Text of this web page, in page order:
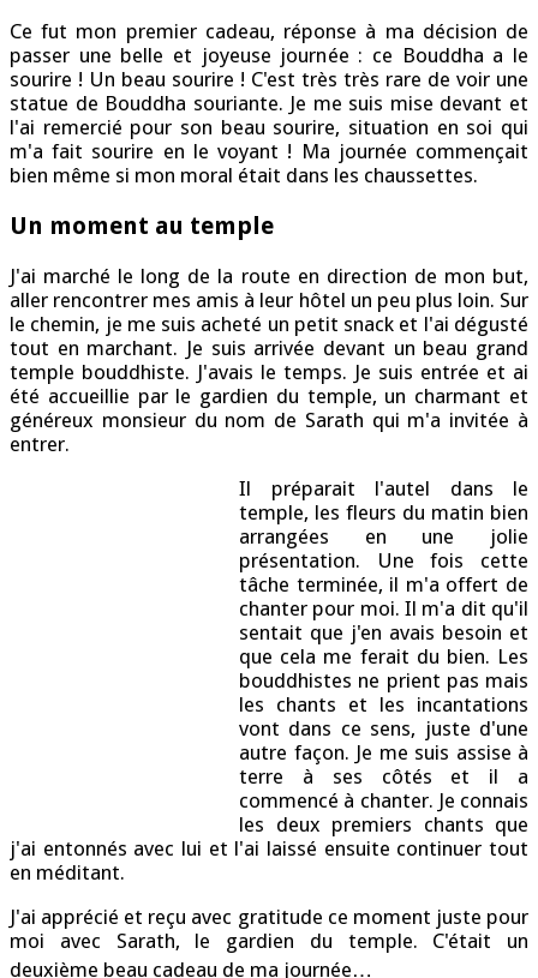
Ce fut mon premier cadeau, réponse à ma décision de
passer une belle et joyeuse journée : ce Bouddha a le
sourire ! Un beau sourire ! C'est très très rare de voir une
statue de Bouddha souriante. Je me suis mise devant et
l'ai remercié pour son beau sourire, situation en soi qui
m'a fait sourire en le voyant ! Ma journée commençait
bien même si mon moral était dans les chaussettes.
Un moment au temple
J'ai marché le long de la route en direction de mon but,
aller rencontrer mes amis à leur hôtel un peu plus loin. Sur
le chemin, je me suis acheté un petit snack et l'ai dégusté
tout en marchant. Je suis arrivée devant un beau grand
temple bouddhiste. J'avais le temps. Je suis entrée et ai
été accueillie par le gardien du temple, un charmant et
généreux monsieur du nom de Sarath qui m'a invitée à
entrer.
Il préparait l'autel dans le
temple, les fleurs du matin bien
arrangées en une jolie
présentation. Une fois cette
tâche terminée, il m'a offert de
chanter pour moi. Il m'a dit qu'il
sentait que j'en avais besoin et
que cela me ferait du bien. Les
bouddhistes ne prient pas mais
les chants et les incantations
vont dans ce sens, juste d'une
autre façon. Je me suis assise à
terre à ses côtés et il a
commencé à chanter. Je connais
les deux premiers chants que
j'ai entonnés avec lui et l'ai laissé ensuite continuer tout
en méditant.
J'ai apprécié et reçu avec gratitude ce moment juste pour
moi avec Sarath, le gardien du temple. C'était un
deuxième beau cadeau de ma journée…